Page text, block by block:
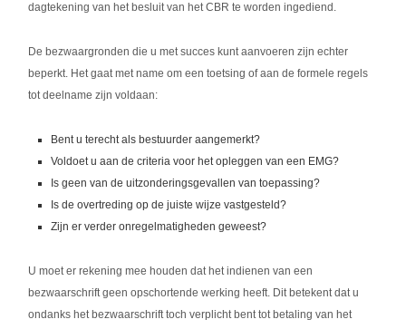
dagtekening van het besluit van het CBR te worden ingediend.
De bezwaargronden die u met succes kunt aanvoeren zijn echter
beperkt. Het gaat met name om een toetsing of aan de formele regels
tot deelname zijn voldaan:
Bent u terecht als bestuurder aangemerkt?
Voldoet u aan de criteria voor het opleggen van een EMG?
Is geen van de uitzonderingsgevallen van toepassing?
Is de overtreding op de juiste wijze vastgesteld?
Zijn er verder onregelmatigheden geweest?
U moet er rekening mee houden dat het indienen van een
bezwaarschrift geen opschortende werking heeft. Dit betekent dat u
ondanks het bezwaarschrift toch verplicht bent tot betaling van het